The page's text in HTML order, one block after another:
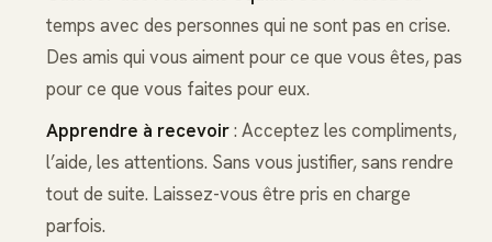
temps avec des personnes qui ne sont pas en crise.
Des amis qui vous aiment pour ce que vous êtes, pas
pour ce que vous faites pour eux.
Apprendre à recevoir: Acceptez les compliments,
l’aide, les attentions. Sans vous justifier, sans rendre
tout de suite. Laissez-vous être pris en charge
parfois.